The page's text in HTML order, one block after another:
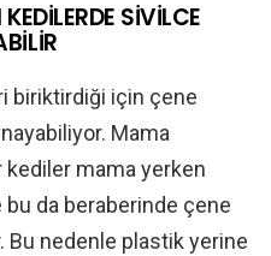
SİVİLCE
biriktirdiği için çene
Mama
kediler mama yerken
da beraberinde çene
nedenle plastik yerine